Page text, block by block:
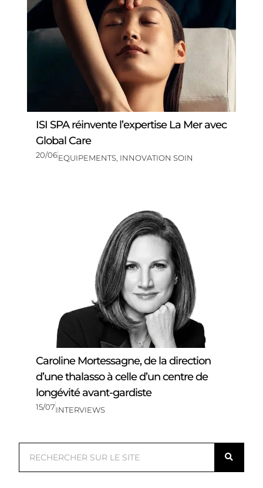
ISI SPA réinvente l’expertise La Mer avec
Global Care
20/06EQUIPEMENTS, INNOVATION SOIN
Caroline Mortessagne, de la direction
d’une thalasso à celle d’un centre de
longévité avant-gardiste
15/07INTERVIEWS